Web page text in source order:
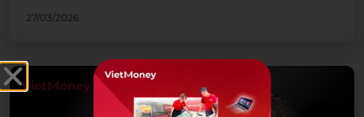
27/03/2026